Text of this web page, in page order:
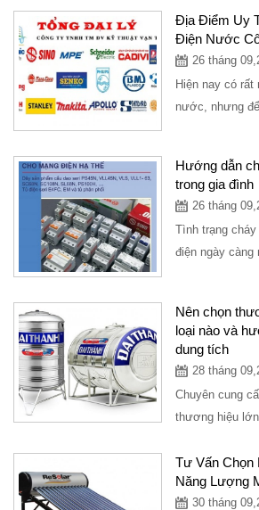
Địa Điểm Uy
Điện Nước
26 tháng
Hiện nay có rất
nước, nhưng
Hướng dẫn
trong gia đình
26 tháng
Tình trạng
điện ngày
Nên chọn
loại nào và
dung tích
28 tháng
Chuyên cung
thương hiệu
giao...
Tư Vấn
Năng Lượng
30 tháng